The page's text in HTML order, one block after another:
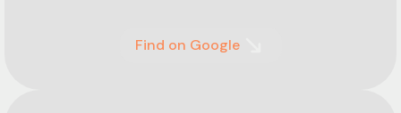
Find on Google